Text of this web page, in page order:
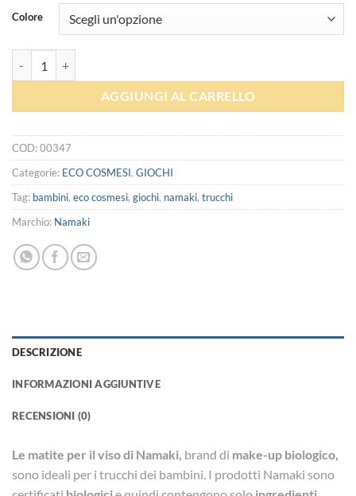
Colore
AGGIUNGI AL CARRELLO
COD:00347
Categorie: ECO COSMESI, GIOCHI
Tag: bambini, eco cosmesi, giochi, namaki, trucchi
Marchio: Namaki
DESCRIZIONE
INFORMAZIONI AGGIUNTIVE
RECENSIONI (0)
Le matite per il viso di Namaki, brand di make-up biologico,
sono ideali per i trucchi dei bambini. I prodotti Namaki sono